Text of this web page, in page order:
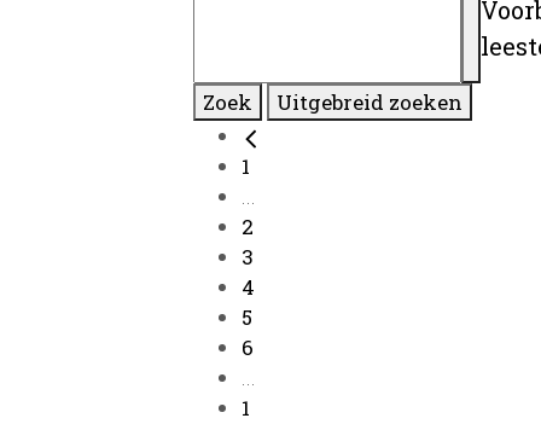
Zoek Uitgebreid zoeken
1
...
2
3
4
5
6
...
1